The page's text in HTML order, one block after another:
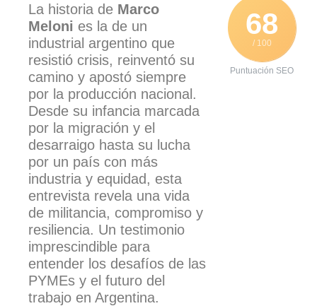
68
/ 100
Puntuación SEO
La historia de Marco
Meloni es la de un
industrial argentino que
resistió crisis, reinventó su
camino y apostó siempre
por la producción nacional.
Desde su infancia marcada
por la migración y el
desarraigo hasta su lucha
por un país con más
industria y equidad, esta
entrevista revela una vida
de militancia, compromiso y
resiliencia. Un testimonio
imprescindible para
entender los desafíos de las
PYMEs y el futuro del
trabajo en Argentina.